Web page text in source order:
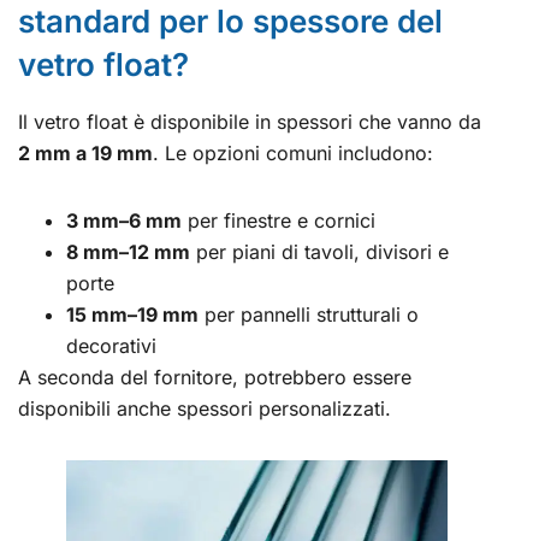
standard per lo spessore del
vetro float?
Il vetro float è disponibile in spessori che vanno da
2 mm a 19 mm. Le opzioni comuni includono:
3 mm–6 mm per finestre e cornici
8 mm–12 mm per piani di tavoli, divisori e
porte
15 mm–19 mm per pannelli strutturali o
decorativi
A seconda del fornitore, potrebbero essere
disponibili anche spessori personalizzati.